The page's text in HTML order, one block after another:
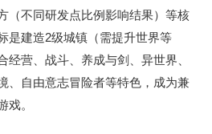
（不同研发点比例影响结果）等核
是建造2级城镇（需提升世界等
经营、战斗、养成与剑、异世界、
、自由意志冒险者等特色，成为兼
戏。